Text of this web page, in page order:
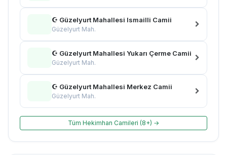
☪ Güzelyurt Mahallesi Ismailli Camii
Güzelyurt Mah.
☪ Güzelyurt Mahallesi Yukarı Çerme Camii
Güzelyurt Mah.
☪ Güzelyurt Mahallesi Merkez Camii
Güzelyurt Mah.
Tüm Hekimhan Camileri (8+) →